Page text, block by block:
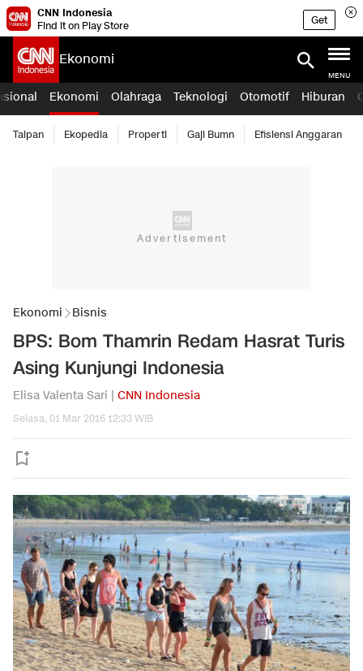
CNN Indonesia
Find it on Play Store
Get
Ekonomi
MENU
Ekonomi Olahraga Teknologi Otomotif Hiburan
Taipan Ekopedia Properti Gaji Bumn Efisiensi Anggaran
Ekonomi Bisnis
BPS: Bom Thamrin Redam Hasrat Turis
Asing Kunjungi Indonesia
Elisa Valenta Sari | CNN Indonesia
Selasa, 01 Mar 2016 12:33 WIB